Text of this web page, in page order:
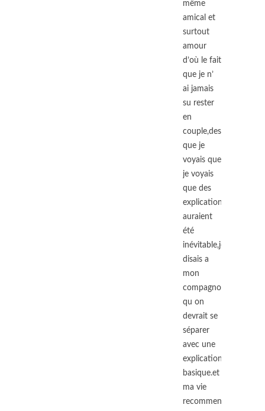
même
amical et
surtout
amour
d’où le fait
que je n’
ai jamais
su rester
en
couple,des
que je
voyais que
je voyais
que des
explications
auraient
été
inévitable,je
disais a
mon
compagnon
qu on
devrait se
séparer
avec une
explication
basique.et
ma vie
recommençais